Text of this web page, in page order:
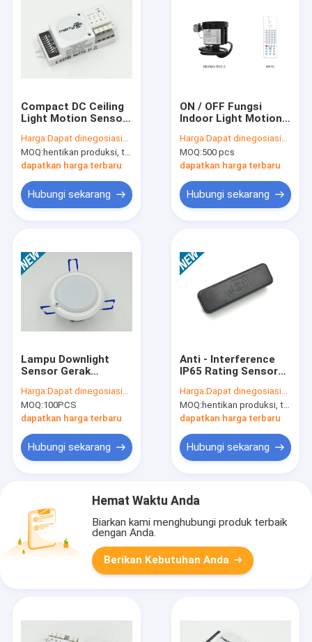
Compact DC Ceiling
Light Motion Sensor
10s / 90s CE
Harga:Dapat dinegosiasikan
MOQ:hentikan produksi, tidak tersedia.
dapatkan harga terbaru
Hubungi sekarang
ON / OFF Fungsi
Indoor Light Motion
Instalasi MC054V RC
2 Series dengan
fungsi dimming
Harga:Dapat dinegosiasikan
MOQ:500 pcs
dapatkan harga terbaru
Hubungi sekarang
Lampu Downlight
Sensor Gerak
Flush Mount Ceiling
Light Motion Sensor
Harga:Dapat dinegosiasikan
MOQ:100PCS
dapatkan harga terbaru
Hubungi sekarang
Anti - Interference
IP65 Rating Sensor
untuk COB Flood
Light
Harga:Dapat dinegosiasikan
MOQ:hentikan produksi, tidak tersedia.
dapatkan harga terbaru
Hubungi sekarang
Hemat Waktu Anda
Biarkan kami menghubungi produk terbaik
dengan Anda.
Berikan Kebutuhan Anda